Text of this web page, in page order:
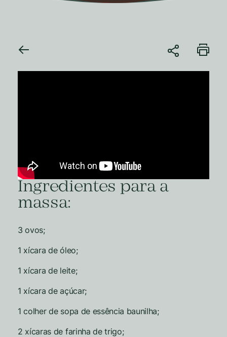
Ingredientes para a
massa:
3 ovos;
1 xícara de óleo;
1 xícara de leite;
1 xícara de açúcar;
1 colher de sopa de essência baunilha;
2 xícaras de farinha de trigo;